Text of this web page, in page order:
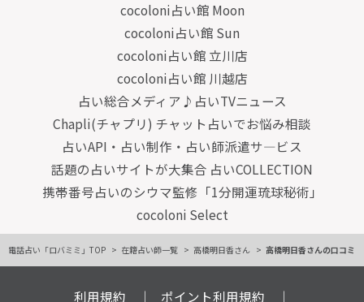
cocoloni占い館 Moon
cocoloni占い館 Sun
cocoloni占い館 立川店
cocoloni占い館 川越店
占い総合メディア♪占いTVニュース
Chapli(チャプリ) チャット占いでお悩み相談
占いAPI・占い制作・占い師派遣サ―ビス
話題の占いサイトが大集合 占いCOLLECTION
携帯番号占いのシウマ監修「1分開運琉球秘術」
cocoloni Select
電話占い「ロバミミ」TOP 在籍占い師一覧 高橋明日香さん 高橋明日香さんの口コミ
利用規約 ポイント利用規約